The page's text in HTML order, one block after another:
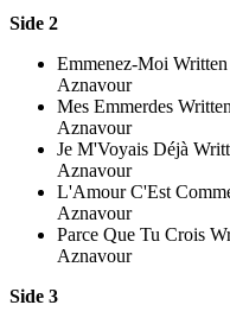
Side 2
Emmenez-Moi
Aznavour
Mes Emmerdes
Aznavour
Je M'Voyais Déjà
Aznavour
L'Amour C'Est
Aznavour
Parce Que Tu Crois
Aznavour
Side 3